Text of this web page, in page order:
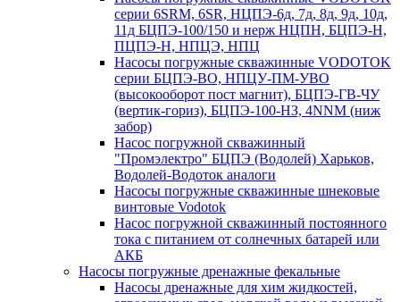
серии 6SRM, 6SR, НЦПЭ-6д, 7д, 8д, 9д, 10д,
11д БЦПЭ-100/150 и нерж НЦПН, БЦПЭ-Н,
ПЦПЭ-Н, НПЦЭ, НПЦ
Насосы погружные скважинные VODOTOK
серии БЦПЭ-ВО, НПЦУ-ПМ-УВО
(высокооборот пост магнит), БЦПЭ-ГВ-ЧУ
(вертик-гориз), БЦПЭ-100-НЗ, 4NNM (ниж
забор)
Насос погружной скважинный
"Промэлектро" БЦПЭ (Водолей) Харьков,
Водолей-Водоток аналоги
Насосы погружные скважинные шнековые
винтовые Vodotok
Насос погружной скважинный постоянного
тока с питанием от солнечных батарей или
АКБ
Насосы погружные дренажные фекальные
Насосы дренажные для хим жидкостей,